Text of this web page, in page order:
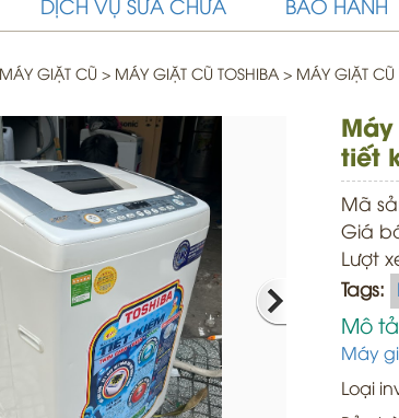
DỊCH VỤ SỮA CHỮA BẢO HÀNH
MÁY GIẶT CŨ > MÁY GIẶT CŨ TOSHIBA > MÁY GIẶT CŨ
tiết
Mã
Giá
Lượt
Tags:
Mô tả
Máy
Loại